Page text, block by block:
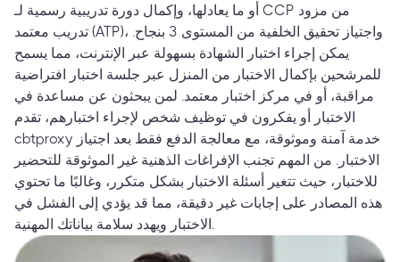
أو ما يعادلها، وإكمال دورة تدريبية رسمية لـ CCP من مزود
تدريب معتمد (ATP)، واجتياز تحقيق الخلفية من المستوى 3 بنجاح.
يمكن إجراء اختبار الشهادة بسهولة عبر الإنترنت، مما يسمح
للمرشحين بإكمال الاختبار من المنزل عبر جلسة اختبار افتراضية
مراقبة، أو في مركز اختبار معتمد. لمن يبحثون عن مساعدة في
الاختبار أو يفكرون في توظيف شخص لإجراء اختبارهم، تقدم
cbtproxy خدمة آمنة وموثوقة، مع معالجة الدفع فقط بعد اجتياز
الاختبار. من المهم تجنب الإفراغات الذهنية غير الموثوقة للتحضير
للاختبار، حيث تتغير أسئلة الاختبار بشكل متكرر، وغالبًا ما تحتوي
هذه المصادر على إجابات غير دقيقة، مما قد يؤدي إلى الفشل في
الاختبار ويهدد سلامة بياناتك المهنية.